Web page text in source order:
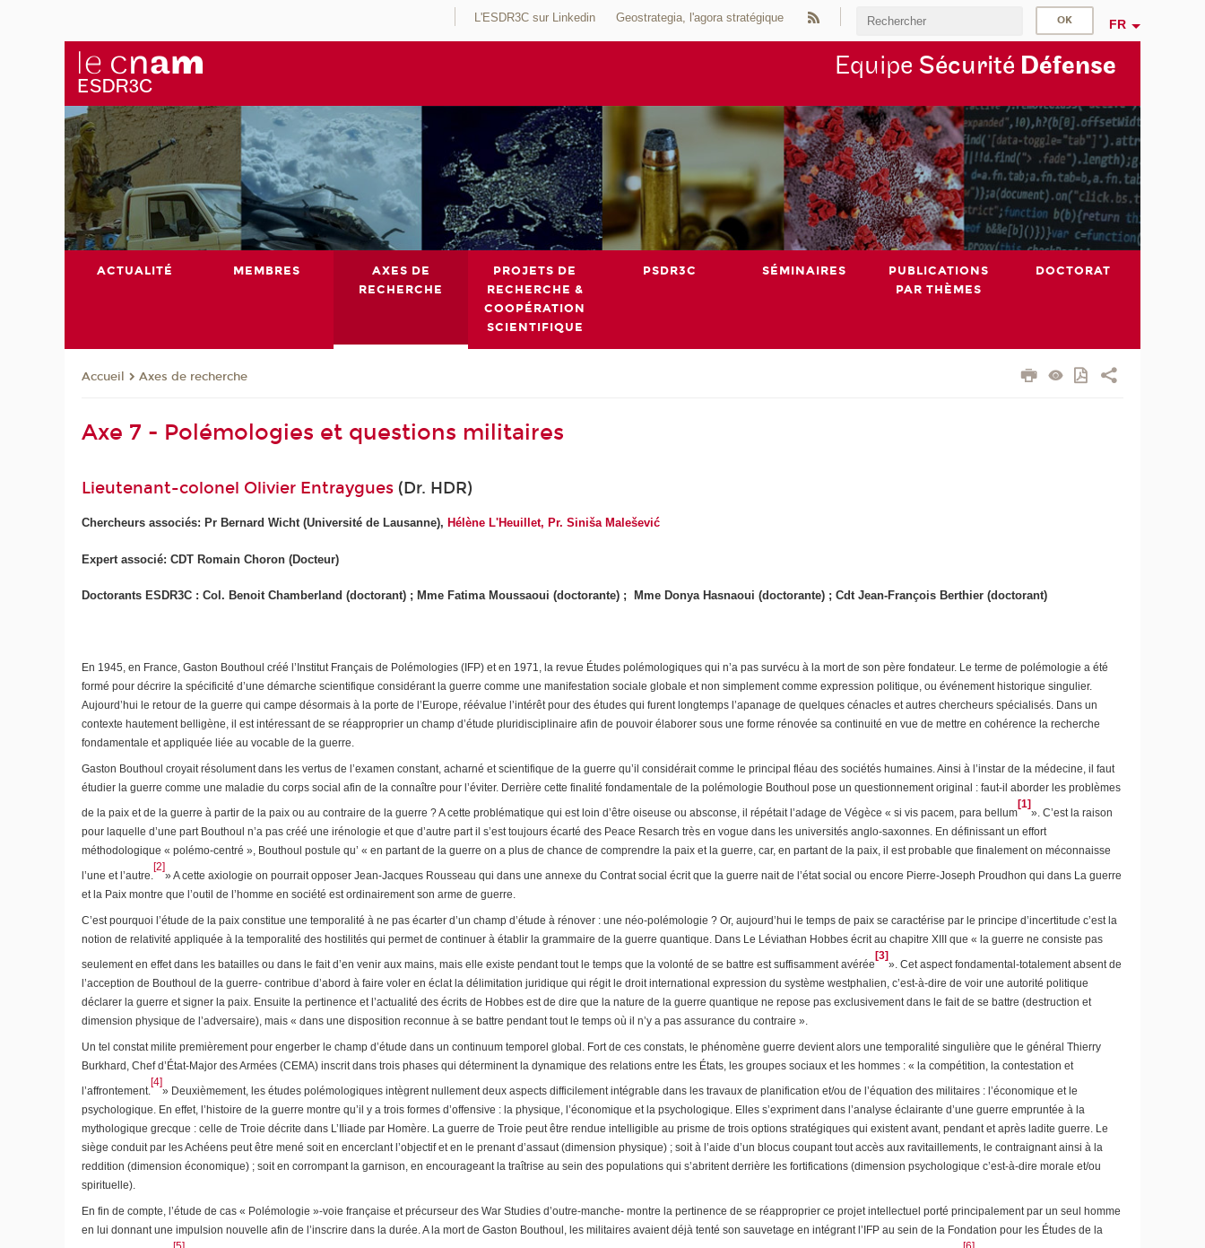
L'ESDR3C sur Linkedin Geostrategia, l'agora stratégique FR
Equipe Sécurité Défense
ACTUALITÉ MEMBRES
AXES DE
RECHERCHE
PROJETS DE
RECHERCHE &
COOPÉRATION
SCIENTIFIQUE
PSDR3C SÉMINAIRES
PUBLICATIONS
PAR THÈMES
DOCTORAT
Accueil Axes de recherche
Axe 7 - Polémologies et questions militaires
Lieutenant-colonel Olivier Entraygues (Dr. HDR)
Chercheurs associés: Pr Bernard Wicht (Université de Lausanne), Hélène L'Heuillet, Pr. Siniša Malešević
Expert associé: CDT Romain Choron (Docteur)
Doctorants ESDR3C : Col. Benoit Chamberland (doctorant) ; Mme Fatima Moussaoui (doctorante) ; Mme Donya Hasnaoui (doctorante) ; Cdt Jean-François Berthier (doctorant)
En 1945, en France, Gaston Bouthoul créé l’Institut Français de Polémologies (IFP) et en 1971, la revue Études polémologiques qui n’a pas survécu à la mort de son père fondateur. Le terme de polémologie a été
formé pour décrire la spécificité d’une démarche scientifique considérant la guerre comme une manifestation sociale globale et non simplement comme expression politique, ou événement historique singulier.
Aujourd’hui le retour de la guerre qui campe désormais à la porte de l’Europe, réévalue l’intérêt pour des études qui furent longtemps l’apanage de quelques cénacles et autres chercheurs spécialisés. Dans un
contexte hautement belligène, il est intéressant de se réapproprier un champ d’étude pluridisciplinaire afin de pouvoir élaborer sous une forme rénovée sa continuité en vue de mettre en cohérence la recherche
fondamentale et appliquée liée au vocable de la guerre.
Gaston Bouthoul croyait résolument dans les vertus de l’examen constant, acharné et scientifique de la guerre qu’il considérait comme le principal fléau des sociétés humaines. Ainsi à l’instar de la médecine, il faut
étudier la guerre comme une maladie du corps social afin de la connaître pour l’éviter. Derrière cette finalité fondamentale de la polémologie Bouthoul pose un questionnement original : faut-il aborder les problèmes
de la paix et de la guerre à partir de la paix ou au contraire de la guerre ? A cette problématique qui est loin d’être oiseuse ou absconse, il répétait l’adage de Végèce «si vis pacem, para bellum
[1]
». C’est la raison
pour laquelle d’une part Bouthoul n’a pas créé une irénologie et que d’autre part il s’est toujours écarté des Peace Resarch très en vogue dans les universités anglo-saxonnes. En définissant un effort
méthodologique « polémo-centré », Bouthoul postule qu’ «en partant de la guerre on a plus de chance de comprendre la paix et la guerre, car, en partant de la paix, il est probable que finalement on méconnaisse
l’une et l’autre.
[2]
» A cette axiologie on pourrait opposer Jean-Jacques Rousseau qui dans une annexe duContrat social écrit que la guerre nait de l’état social ou encore Pierre-Joseph Proudhon qui dans La guerre
et la Paix montre que l’outil de l’homme en société est ordinairement son arme de guerre.
C’est pourquoi l’étude de la paix constitue une temporalité à ne pas écarter d’un champ d’étude à rénover : une néo-polémologie ? Or, aujourd’hui le temps de paix se caractérise par le principe d’incertitude c’est la
notion de relativité appliquée à la temporalité des hostilités qui permet de continuer à établir la grammaire de la guerre quantique. Dans Le Léviathan Hobbes écrit au chapitre XIII que « la guerre ne consiste pas
seulement en effet dans les batailles ou dans le fait d’en venir aux mains, mais elle existe pendant tout le temps que la volonté de se battre est suffisamment avérée
[3]
». Cet aspect fondamental-totalement absent de
l’acception de Bouthoul de la guerre- contribue d’abord à faire voler en éclat la délimitation juridique qui régit le droit international expression du système westphalien, c’est-à-dire de voir une autorité politique
déclarer la guerre et signer la paix. Ensuite la pertinence et l’actualité des écrits de Hobbes est de dire que la nature de la guerre quantique ne repose pas exclusivement dans le fait de se battre (destruction et
dimension physique de l’adversaire), mais « dans une disposition reconnue à se battre pendant tout le temps où il n’y a pas assurance du contraire ».
Un tel constat milite premièrement pour engerber le champ d’étude dans un continuum temporel global. Fort de ces constats, le phénomène guerre devient alors une temporalité singulière que le général Thierry
Burkhard, Chef d’État-Major des Armées (CEMA) inscrit dans trois phases qui déterminent la dynamique des relations entre les États, les groupes sociaux et les hommes : « la compétition, la contestation et
l’affrontement.
[4]
» Deuxièmement, les études polémologiques intègrent nullement deux aspects difficilement intégrable dans les travaux de planification et/ou de l’équation des militaires : l’économique et le
psychologique. En effet, l’histoire de la guerre montre qu’il y a trois formes d’offensive : la physique, l’économique et la psychologique. Elles s’expriment dans l’analyse éclairante d’une guerre empruntée à la
mythologique grecque : celle de Troie décrite dans L’Iliade par Homère. La guerre de Troie peut être rendue intelligible au prisme de trois options stratégiques qui existent avant, pendant et après ladite guerre. Le
siège conduit par les Achéens peut être mené soit en encerclant l’objectif et en le prenant d’assaut (dimension physique) ; soit à l’aide d’un blocus coupant tout accès aux ravitaillements, le contraignant ainsi à la
reddition (dimension économique) ; soit en corrompant la garnison, en encourageant la traîtrise au sein des populations qui s’abritent derrière les fortifications (dimension psychologique c’est-à-dire morale et/ou
spirituelle).
En fin de compte, l’étude de cas « Polémologie »-voie française et précurseur des War Studies d’outre-manche- montre la pertinence de se réapproprier ce projet intellectuel porté principalement par un seul homme
en lui donnant une impulsion nouvelle afin de l’inscrire dans la durée. A la mort de Gaston Bouthoul, les militaires avaient déjà tenté son sauvetage en intégrant l’IFP au sein de la Fondation pour les Études de la